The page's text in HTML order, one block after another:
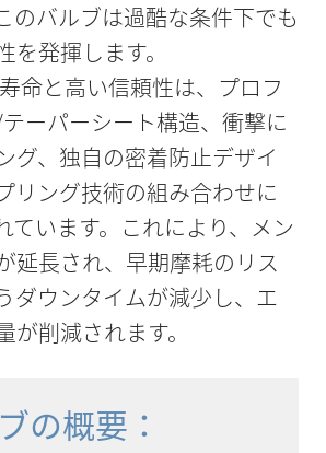
のバルブは過酷な条件下でも
発揮します。
命と高い信頼性は、プロフ
ーパーシート構造、衝撃に
グ、独自の密着防止デザイ
リング技術の組み合わせに
ています。これにより、メン
延長され、早期摩耗のリス
ダウンタイムが減少し、エ
が削減されます。
の概要：